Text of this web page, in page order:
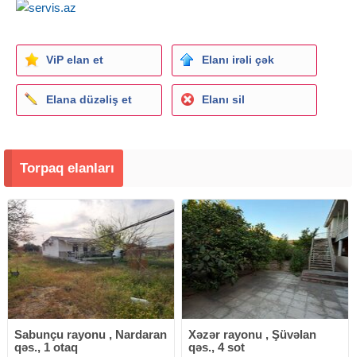
ViP elan et Elanı irəli çək
Elana düzəliş et Elanı sil
Torpaq elanları
Sabunçu rayonu , Nardaran
qəs., 1 otaq
Xəzər rayonu , Şüvəlan
qəs., 4 sot